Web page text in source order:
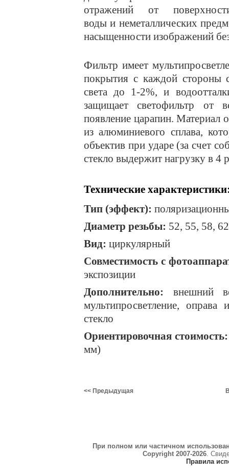
отражений от
воды и неметаллических
насыщенности изображений
Фильтр имеет
покрытия с каждой стороны
света до 1-2%, и
защищает светофильтр от
появление царапин. Материал
из алюминиевого сплава,
объектив при ударе (за счет
стекло выдержит нагрузку в
Технические
Тип (эффект):
Диаметр резьбы: 52, 55, 58,
Вид: циркулярный
Совместимость с
экспозиции
Дополнительно: внешний
мультипросветление, оправа
стекло
Ориентировочная
мм)
<< Предыдущая
При полном или частичном
Copyright 2007-2026.
Правила